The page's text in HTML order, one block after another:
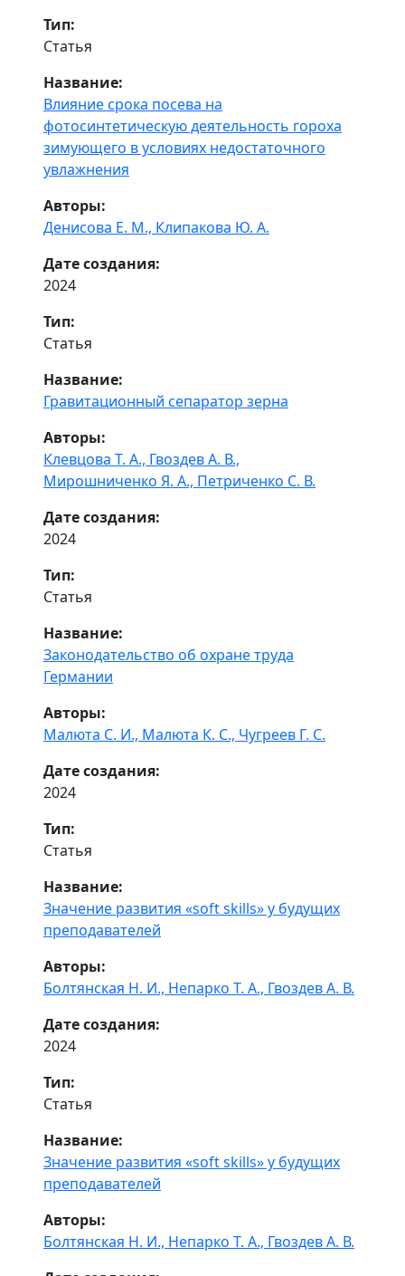
Тип:
Статья
Название:
Влияние срока посева на
фотосинтетическую деятельность гороха
зимующего в условиях недостаточного
увлажнения
Авторы:
Денисова Е. М., Клипакова Ю. А.
Дате создания:
2024
Тип:
Статья
Название:
Гравитационный сепаратор зерна
Авторы:
Клевцова Т. А., Гвоздев А. В.,
Мирошниченко Я. А., Петриченко С. В.
Дате создания:
2024
Тип:
Статья
Название:
Законодательство об охране труда
Германии
Авторы:
Малюта С. И., Малюта К. С., Чугреев Г. С.
Дате создания:
2024
Тип:
Статья
Название:
Значение развития «soft skills» у будущих
преподавателей
Авторы:
Болтянская Н. И., Непарко Т. А., Гвоздев А. В.
Дате создания:
2024
Тип:
Статья
Название:
Значение развития «soft skills» у будущих
преподавателей
Авторы:
Болтянская Н. И., Непарко Т. А., Гвоздев А. В.